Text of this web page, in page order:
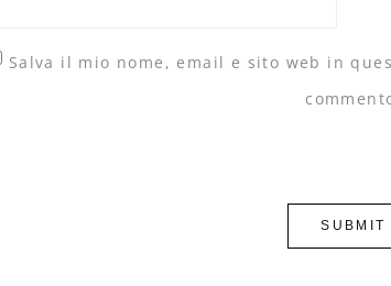
Salva il mio nome, email e sito web in